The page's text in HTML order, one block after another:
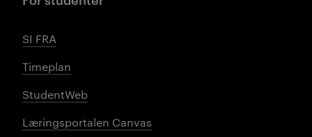
SI FRA
Timeplan
StudentWeb
Læringsportalen Canvas